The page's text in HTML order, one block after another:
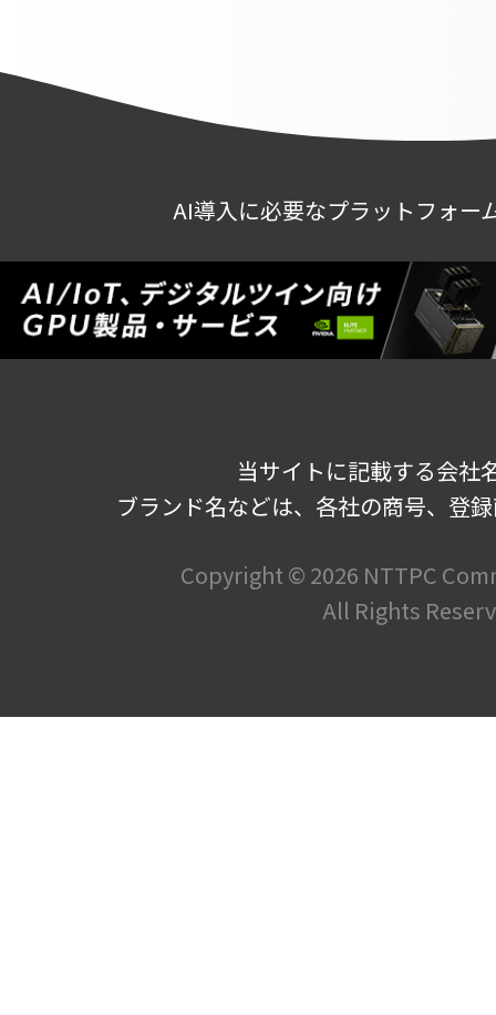
AI導入に必要なプラットフォー
当サイトに記載する会社
ブランド名などは、各社の商号、登
Copyright © 2026 NTTPC
All Rights